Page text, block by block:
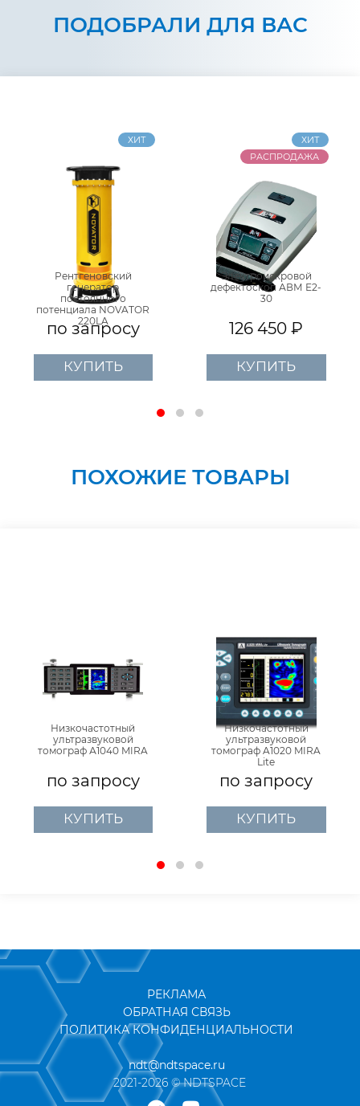
ПОДОБРАЛИ ДЛЯ ВАС
ХИТ
Рентгеновский
генератор
постоянного
потенциала NOVATOR
220LA
по запросу
КУПИТЬ
ХИТ
РАСПРОДАЖА
Электроискровой
дефектоскоп АВМ Е2-
30
126 450 ₽
КУПИТЬ
ПОХОЖИЕ ТОВАРЫ
Низкочастотный
ультразвуковой
томограф А1040 MIRA
по запросу
КУПИТЬ
Низкочастотный
ультразвуковой
томограф A1020 MIRA
Lite
по запросу
КУПИТЬ
РЕКЛАМА
ОБРАТНАЯ СВЯЗЬ
ПОЛИТИКА КОНФИДЕНЦИАЛЬНОСТИ
ndt@ndtspace.ru
2021-2026 © NDTSPACE